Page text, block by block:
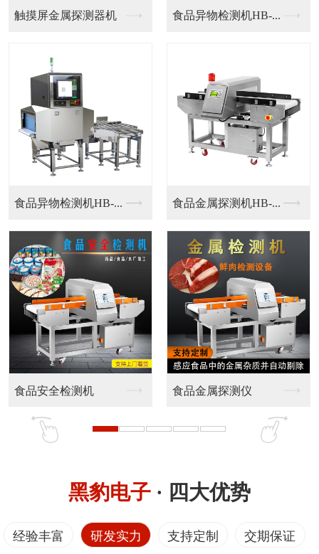
铝箔金检重检一体机 铝箔食品检测机
铝箔金属探测仪 铝箔金属探测仪
黑豹电子 · 四大优势
经验丰富 研发实力 支持定制 交期保证